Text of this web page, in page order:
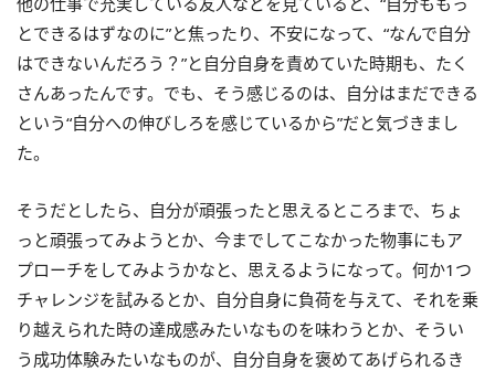
とできるはずなのに”と焦ったり、不安になって、“なんで自分
はできないんだろう？”と自分自身を責めていた時期も、たく
さんあったんです。でも、そう感じるのは、自分はまだできる
という“自分への伸びしろを感じているから”だと気づきまし
た。
そうだとしたら、自分が頑張ったと思えるところまで、ちょ
っと頑張ってみようとか、今までしてこなかった物事にもア
プローチをしてみようかなと、思えるようになって。何か1つ
チャレンジを試みるとか、自分自身に負荷を与えて、それを乗
り越えられた時の達成感みたいなものを味わうとか、そうい
う成功体験みたいなものが、自分自身を褒めてあげられるき